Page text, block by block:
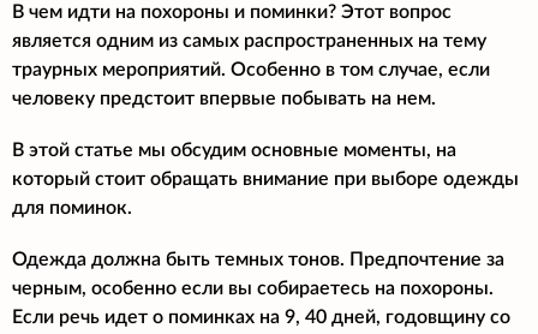
В чем идти на похороны и поминки? Этот вопрос
является одним из самых распространенных на тему
траурных мероприятий. Особенно в том случае, если
человеку предстоит впервые побывать на нем.
В этой статье мы обсудим основные моменты, на
который стоит обращать внимание при выборе одежды
для поминок.
Одежда должна быть темных тонов. Предпочтение за
черным, особенно если вы собираетесь на похороны.
Если речь идет о поминках на 9, 40 дней, годовщину со